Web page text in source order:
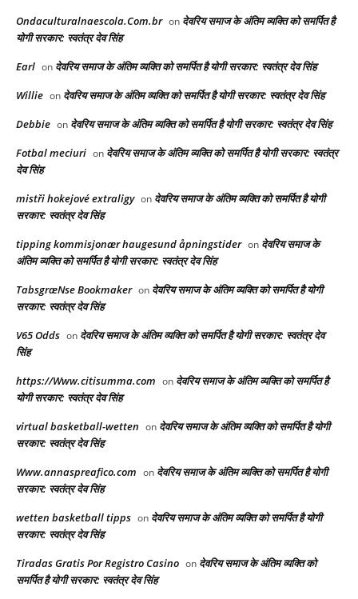
Ondaculturalnaescola.Com.br on देवरिय समाज के अंतिम व्यक्ति को समर्पित है
योगी सरकार: स्वतंत्र देव सिंह
Earl on देवरिय समाज के अंतिम व्यक्ति को समर्पित है योगी सरकार: स्वतंत्र देव सिंह
Willie on देवरिय समाज के अंतिम व्यक्ति को समर्पित है योगी सरकार: स्वतंत्र देव सिंह
Debbie on देवरिय समाज के अंतिम व्यक्ति को समर्पित है योगी सरकार: स्वतंत्र देव सिंह
Fotbal meciuri on देवरिय समाज के अंतिम व्यक्ति को समर्पित है योगी सरकार: स्वतंत्र
देव सिंह
mistři hokejové extraligy on देवरिय समाज के अंतिम व्यक्ति को समर्पित है योगी
सरकार: स्वतंत्र देव सिंह
tipping kommisjonær haugesund åpningstider on देवरिय समाज के
अंतिम व्यक्ति को समर्पित है योगी सरकार: स्वतंत्र देव सिंह
TabsgræNse Bookmaker on देवरिय समाज के अंतिम व्यक्ति को समर्पित है योगी
सरकार: स्वतंत्र देव सिंह
V65 Odds on देवरिय समाज के अंतिम व्यक्ति को समर्पित है योगी सरकार: स्वतंत्र देव
सिंह
https://Www.citisumma.com on देवरिय समाज के अंतिम व्यक्ति को समर्पित है
योगी सरकार: स्वतंत्र देव सिंह
virtual basketball-wetten on देवरिय समाज के अंतिम व्यक्ति को समर्पित है योगी
सरकार: स्वतंत्र देव सिंह
Www.annaspreafico.com on देवरिय समाज के अंतिम व्यक्ति को समर्पित है योगी
सरकार: स्वतंत्र देव सिंह
wetten basketball tipps on देवरिय समाज के अंतिम व्यक्ति को समर्पित है योगी
सरकार: स्वतंत्र देव सिंह
Tiradas Gratis Por Registro Casino on देवरिय समाज के अंतिम व्यक्ति को
समर्पित है योगी सरकार: स्वतंत्र देव सिंह